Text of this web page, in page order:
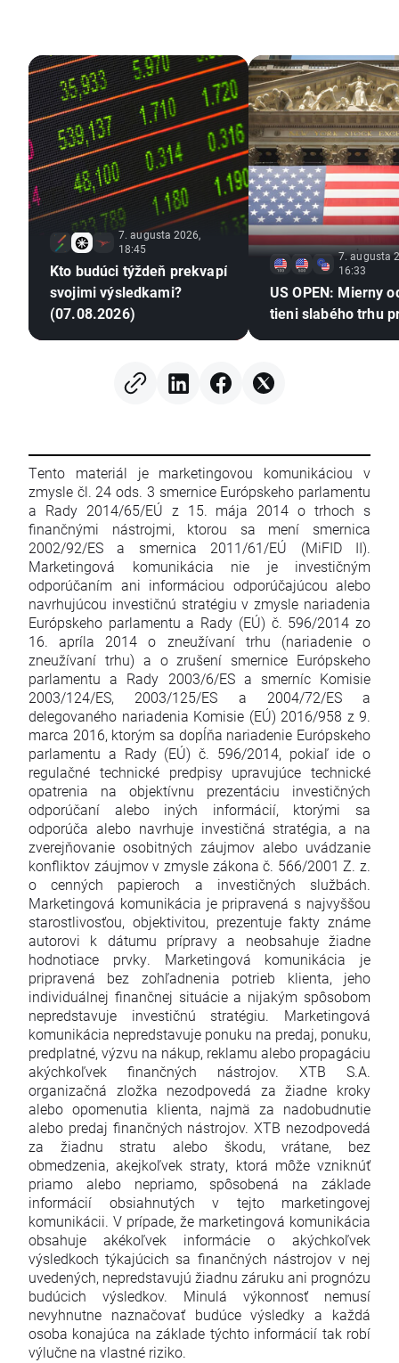
7. augusta 2026,
18:45
Kto budúci týždeň prekvapí
svojimi výsledkami?
(07.08.2026)
7. augusta
16:33
US OPEN: Mierny
tieni slabého trhu
Tento materiál je marketingovou komunikáciou v
zmysle čl. 24 ods. 3 smernice Európskeho parlamentu
a Rady 2014/65/EÚ z 15. mája 2014 o trhoch s
finančnými nástrojmi, ktorou sa mení smernica
2002/92/ES a smernica 2011/61/EÚ (MiFID II).
Marketingová komunikácia nie je investičným
odporúčaním ani informáciou odporúčajúcou alebo
navrhujúcou investičnú stratégiu v zmysle nariadenia
Európskeho parlamentu a Rady (EÚ) č. 596/2014 zo
16. apríla 2014 o zneužívaní trhu (nariadenie o
zneužívaní trhu) a o zrušení smernice Európskeho
parlamentu a Rady 2003/6/ES a smerníc Komisie
2003/124/ES, 2003/125/ES a 2004/72/ES a
delegovaného nariadenia Komisie (EÚ) 2016/958 z 9.
marca 2016, ktorým sa dopĺňa nariadenie Európskeho
parlamentu a Rady (EÚ) č. 596/2014, pokiaľ ide o
regulačné technické predpisy upravujúce technické
opatrenia na objektívnu prezentáciu investičných
odporúčaní alebo iných informácií, ktorými sa
odporúča alebo navrhuje investičná stratégia, a na
zverejňovanie osobitných záujmov alebo uvádzanie
konfliktov záujmov v zmysle zákona č. 566/2001 Z. z.
o cenných papieroch a investičných službách.
Marketingová komunikácia je pripravená s najvyššou
starostlivosťou, objektivitou, prezentuje fakty známe
autorovi k dátumu prípravy a neobsahuje žiadne
hodnotiace prvky. Marketingová komunikácia je
pripravená bez zohľadnenia potrieb klienta, jeho
individuálnej finančnej situácie a nijakým spôsobom
nepredstavuje investičnú stratégiu. Marketingová
komunikácia nepredstavuje ponuku na predaj, ponuku,
predplatné, výzvu na nákup, reklamu alebo propagáciu
akýchkoľvek finančných nástrojov. XTB S.A.
organizačná zložka nezodpovedá za žiadne kroky
alebo opomenutia klienta, najmä za nadobudnutie
alebo predaj finančných nástrojov. XTB nezodpovedá
za žiadnu stratu alebo škodu, vrátane, bez
obmedzenia, akejkoľvek straty, ktorá môže vzniknúť
priamo alebo nepriamo, spôsobená na základe
informácií obsiahnutých v tejto marketingovej
komunikácii. V prípade, že marketingová komunikácia
obsahuje akékoľvek informácie o akýchkoľvek
výsledkoch týkajúcich sa finančných nástrojov v nej
uvedených, nepredstavujú žiadnu záruku ani prognózu
budúcich výsledkov. Minulá výkonnosť nemusí
nevyhnutne naznačovať budúce výsledky a každá
osoba konajúca na základe týchto informácií tak robí
výlučne na vlastné riziko.